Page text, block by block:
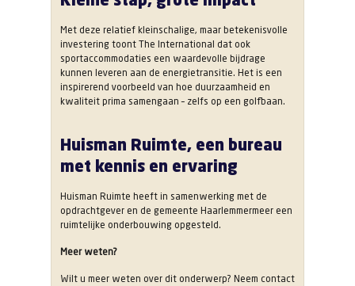
Met deze relatief kleinschalige, maar betekenisvolle
investering toont The International dat ook
sportaccommodaties een waardevolle bijdrage
kunnen leveren aan de energietransitie. Het is een
inspirerend voorbeeld van hoe duurzaamheid en
kwaliteit prima samengaan – zelfs op een golfbaan.
Huisman Ruimte, een bureau
met kennis en ervaring
Huisman Ruimte heeft in samenwerking met de
opdrachtgever en de gemeente Haarlemmermeer een
ruimtelijke onderbouwing opgesteld.
Meer weten?
Wilt u meer weten over dit onderwerp? Neem contact